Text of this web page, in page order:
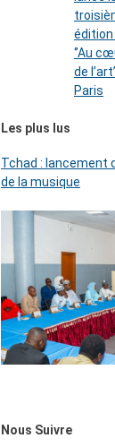
édition
‘’Au
de
Paris
Les plus lus
Tchad : lancement
de la musique
Nous Suivre